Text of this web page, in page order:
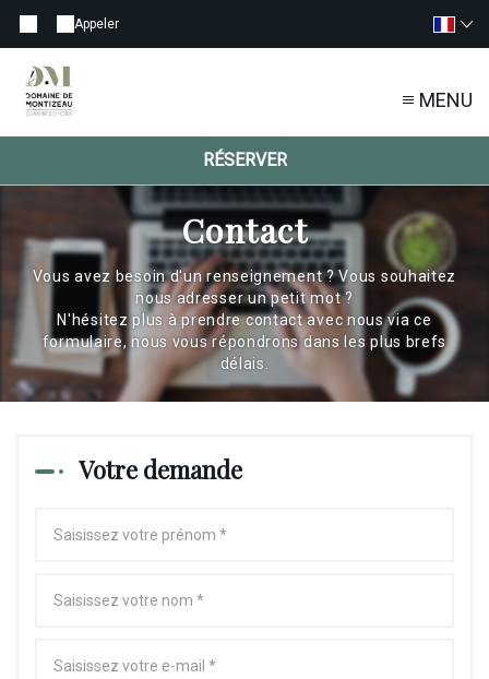
Appeler
MENU
RÉSERVER
Contact
Vous avez besoin d'un renseignement ? Vous souhaitez
nous adresser un petit mot ?
N'hésitez plus à prendre contact avec nous via ce
formulaire, nous vous répondrons dans les plus brefs
délais.
Votre demande